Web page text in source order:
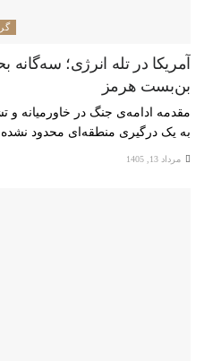
آمریکا در تله انرژی؛ سه‌گانه
بن‌بست هرمز
مقدمه ادامه‌ی جنگ در خاورمیانه و
به یک درگیری منطقه‌ای محدود نشده
مرداد 13, 1405